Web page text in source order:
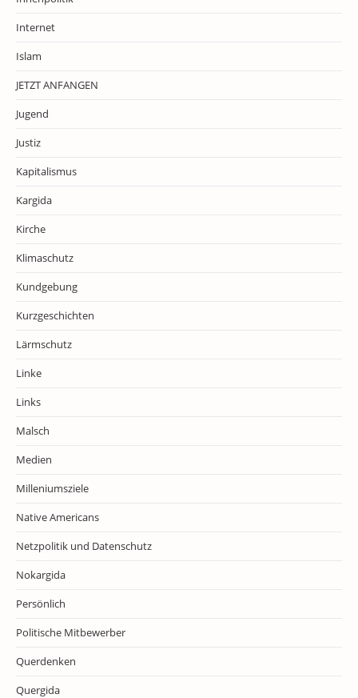
Internet
Islam
JETZT ANFANGEN
Jugend
Justiz
Kapitalismus
Kargida
Kirche
Klimaschutz
Kundgebung
Kurzgeschichten
Lärmschutz
Linke
Links
Malsch
Medien
Milleniumsziele
Native Americans
Netzpolitik und Datenschutz
Nokargida
Persönlich
Politische Mitbewerber
Querdenken
Quergida